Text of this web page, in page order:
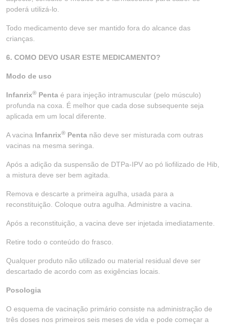
poderá utilizá-lo.
Todo medicamento deve ser mantido fora do alcance das
crianças.
6. COMO DEVO USAR ESTE MEDICAMENTO?
Modo de uso
Infanrix® Penta é para injeção intramuscular (pelo músculo)
profunda na coxa. É melhor que cada dose subsequente seja
aplicada em um local diferente.
A vacina Infanrix® Penta não deve ser misturada com outras
vacinas na mesma seringa.
Após a adição da suspensão de DTPa-IPV ao pó liofilizado de Hib,
a mistura deve ser bem agitada.
Remova e descarte a primeira agulha, usada para a
reconstituição. Coloque outra agulha. Administre a vacina.
Após a reconstituição, a vacina deve ser injetada imediatamente.
Retire todo o conteúdo do frasco.
Qualquer produto não utilizado ou material residual deve ser
descartado de acordo com as exigências locais.
Posologia
O esquema de vacinação primário consiste na administração de
três doses nos primeiros seis meses de vida e pode começar a